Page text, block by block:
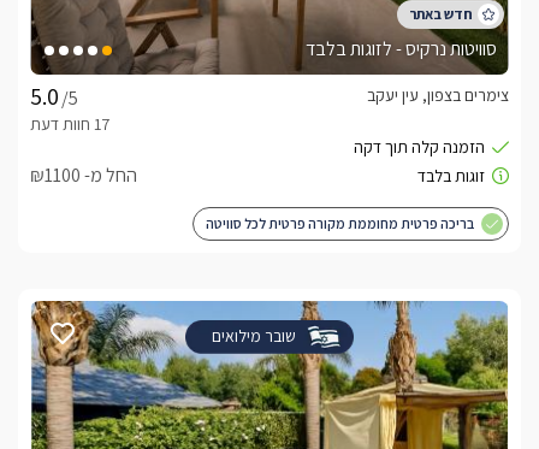
סוויטות נרקיס - לזוגות בלבד
/5
צימרים בצפון, עין יעקב
החל מ- ₪1100
בריכה פרטית מחוממת מקורה פרטית לכל סוויטה
שובר מילואים